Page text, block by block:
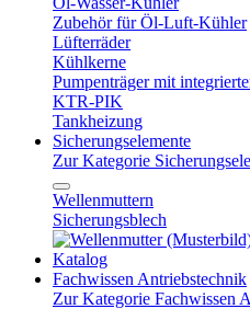
Zubehör für Öl-Luft-Kühler
Lüfterräder
Kühlkerne
Pumpenträger mit
KTR-PIK
Tankheizung
Sicherungselemente
Zur Kategorie
Wellenmuttern
Sicherungsblech
Katalog
Fachwissen Antriebstechnik
Zur Kategorie Fachwissen